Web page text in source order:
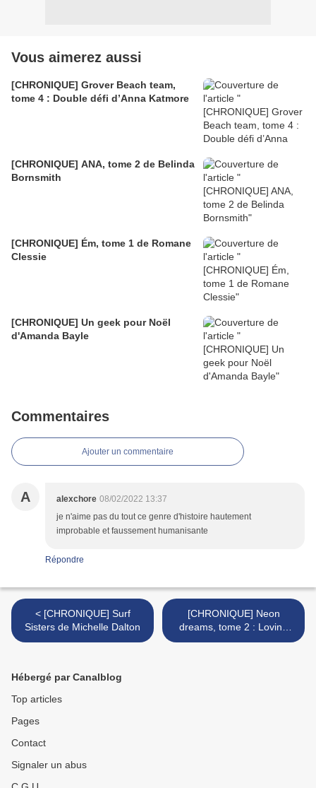
Vous aimerez aussi
[CHRONIQUE] Grover Beach team,
tome 4 : Double défi d’Anna Katmore
[CHRONIQUE] ANA, tome 2 de Belinda
Bornsmith
[CHRONIQUE] Ém, tome 1 de Romane
Clessie
[CHRONIQUE] Un geek pour Noël
d'Amanda Bayle
Commentaires
Ajouter un commentaire
A alexchore 08/02/2022 13:37
je n'aime pas du tout ce genre d'histoire hautement
improbable et faussement humanisante
Répondre
< [CHRONIQUE] Surf
Sisters de Michelle Dalton
[CHRONIQUE] Neon
dreams, tome 2 : Loving
Dallas de Caisey Quinn >
Hébergé par Canalblog
Top articles
Pages
Contact
Signaler un abus